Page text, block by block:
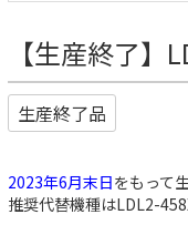
【生産終了】
生産終了品
2023年6月末日をもって
推奨代替機種はLDL2-